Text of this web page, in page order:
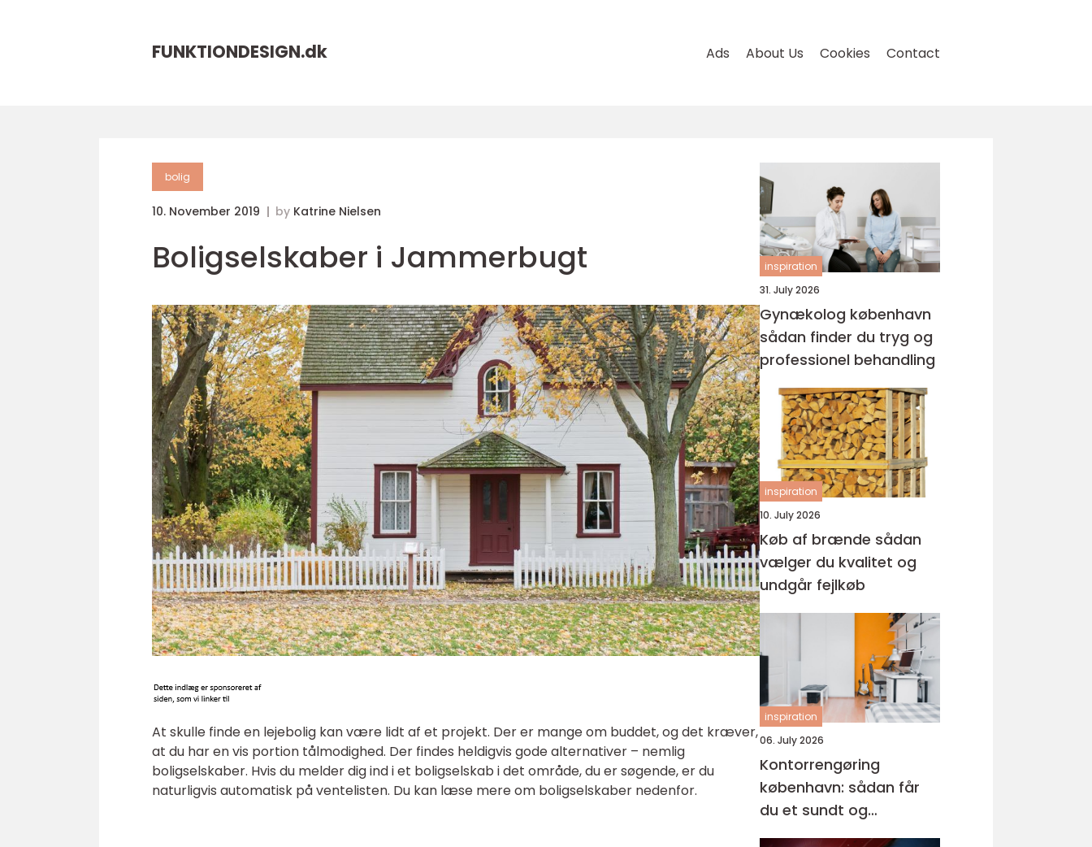
FUNKTIONDESIGN.dk Ads About Us Cookies Contact
bolig
10. November 2019 by Katrine Nielsen
Boligselskaber i Jammerbugt
At skulle finde en lejebolig kan være lidt af et projekt. Der er mange om buddet, og det kræver,
at du har en vis portion tålmodighed. Der findes heldigvis gode alternativer – nemlig
boligselskaber. Hvis du melder dig ind i et boligselskab i det område, du er søgende, er du
naturligvis automatisk på ventelisten. Du kan læse mere om boligselskaber nedenfor.
inspiration
31. July 2026
Gynækolog københavn
sådan finder du tryg og
professionel behandling
inspiration
10. July 2026
Køb af brænde sådan
vælger du kvalitet og
undgår fejlkøb
inspiration
06. July 2026
Kontorrengøring
københavn: sådan får
du et sundt og
professionelt